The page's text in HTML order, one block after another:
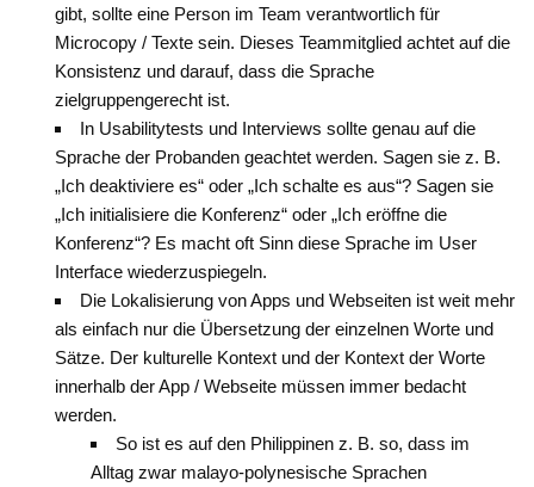
gibt, sollte eine Person im Team verantwortlich für
Microcopy / Texte sein. Dieses Teammitglied achtet auf die
Konsistenz und darauf, dass die Sprache
zielgruppengerecht ist.
In Usabilitytests und Interviews sollte genau auf die
Sprache der Probanden geachtet werden. Sagen sie z. B.
„Ich deaktiviere es“ oder „Ich schalte es aus“? Sagen sie
„Ich initialisiere die Konferenz“ oder „Ich eröffne die
Konferenz“? Es macht oft Sinn diese Sprache im User
Interface wiederzuspiegeln.
Die Lokalisierung von Apps und Webseiten ist weit mehr
als einfach nur die Übersetzung der einzelnen Worte und
Sätze. Der kulturelle Kontext und der Kontext der Worte
innerhalb der App / Webseite müssen immer bedacht
werden.
So ist es auf den Philippinen z. B. so, dass im
Alltag zwar malayo-polynesische Sprachen